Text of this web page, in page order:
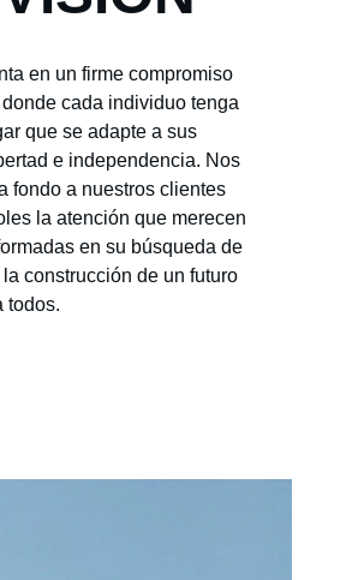
en un firme compromiso
cada individuo tenga
que se adapte a sus
e independencia. Nos
fondo a nuestros clientes
la atención que merecen
en su búsqueda de
construcción de un futuro
todos.